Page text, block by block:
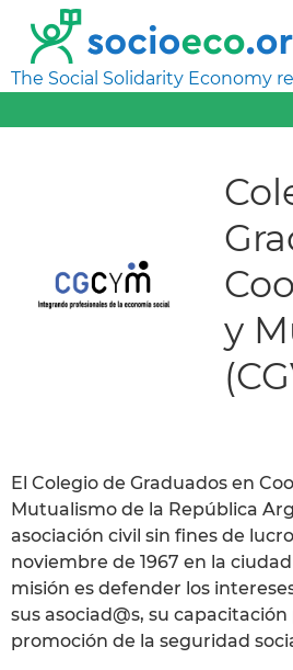
The Social Solidarity Economy
y
El Colegio de Graduados en
Mutualismo de la República
asociación civil sin fines de
noviembre de 1967 en la
misión es defender los
sus asociad@s, su
promoción de la seguridad